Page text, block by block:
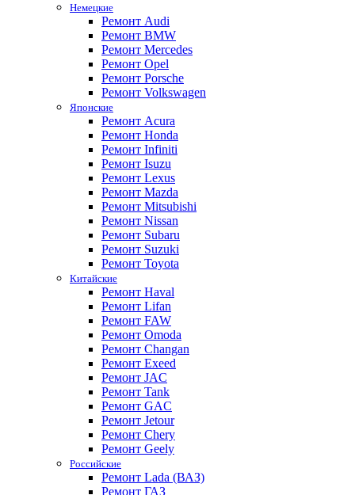
Немецкие
Ремонт Audi
Ремонт BMW
Ремонт Mercedes
Ремонт Opel
Ремонт Porsche
Ремонт Volkswagen
Японские
Ремонт Acura
Ремонт Honda
Ремонт Infiniti
Ремонт Isuzu
Ремонт Lexus
Ремонт Mazda
Ремонт Mitsubishi
Ремонт Nissan
Ремонт Subaru
Ремонт Suzuki
Ремонт Toyota
Китайские
Ремонт Haval
Ремонт Lifan
Ремонт FAW
Ремонт Omoda
Ремонт Changan
Ремонт Exeed
Ремонт JAC
Ремонт Tank
Ремонт GAC
Ремонт Jetour
Ремонт Chery
Ремонт Geely
Российские
Ремонт Lada (ВАЗ)
Ремонт ГАЗ